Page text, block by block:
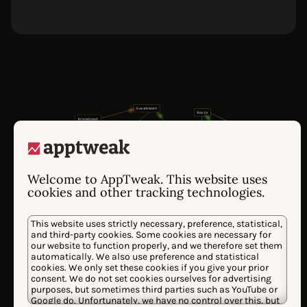
Welcome to AppTweak. This website uses
cookies and other tracking technologies.
This website uses strictly necessary, preference, statistical,
and third-party cookies. Some cookies are necessary for
our website to function properly, and we therefore set them
automatically. We also use preference and statistical
cookies. We only set these cookies if you give your prior
consent. We do not set cookies ourselves for advertising
purposes, but sometimes third parties such as YouTube or
Google do. Unfortunately, we have no control over this, but
Entraînée sur des millions de signaux de
performance des app stores depuis 2014, les
modèles propriétaires d'Atlas AI comprennent
comment les algorithmes des stores